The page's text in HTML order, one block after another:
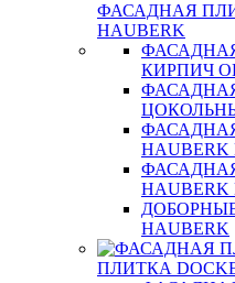
ФАСАДНАЯ
HAUBERK
КИРПИЧ
HAUBERK
ПЛИТКА